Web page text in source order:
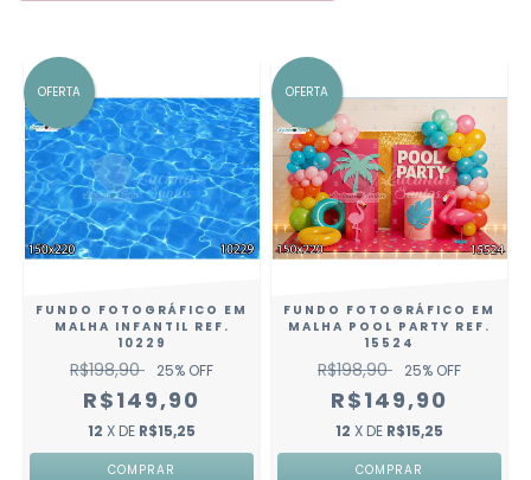
OFERTA
FUNDO FOTOGRÁFICO EM
MALHA INFANTIL REF.
10229
R$198,90 25% OFF
R$149,90
12 X DE R$15,25
COMPRAR
OFERTA
FUNDO FOTOGRÁFICO EM
MALHA POOL PARTY REF.
15524
R$198,90 25% OFF
R$149,90
12 X DE R$15,25
COMPRAR